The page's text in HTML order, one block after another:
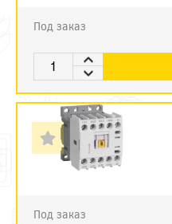
Под заказ
Под заказ